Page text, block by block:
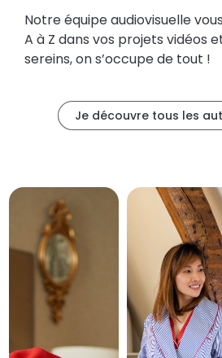
Notre équipe audiovisuelle
A à Z dans vos projets vidéos
sereins, on s’occupe de tout !
Je découvre tous les